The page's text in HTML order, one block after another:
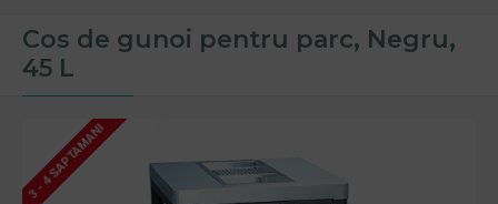
Cos de gunoi pentru parc, Negru,
45 L
3 - 4 SAPTAMANI